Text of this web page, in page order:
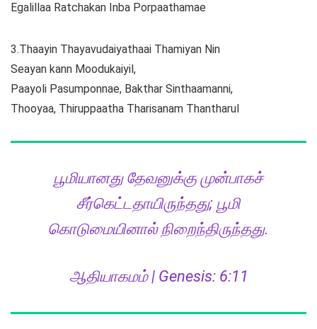
Egalillaa Ratchakan Inba Porpaathamae
3.Thaayin Thayavudaiyathaai Thamiyan Nin
Seayan kann Moodukaiyil,
Paayoli Pasumponnae, Bakthar Sinthaamanni,
Thooyaa, Thiruppaatha Tharisanam Thantharul
பூமியானது தேவனுக்கு முன்பாகச்
சீர்கெட்டதாயிருந்தது; பூமி
கொடுமையினால் நிறைந்திருந்தது.
ஆதியாகமம் | Genesis: 6:11